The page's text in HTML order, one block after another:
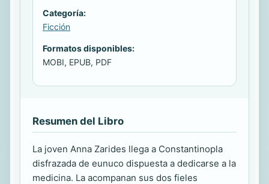
Categoría:
Ficción
Formatos disponibles:
MOBI, EPUB, PDF
Resumen del Libro
La joven Anna Zarides llega a Constantinopla
disfrazada de eunuco dispuesta a dedicarse a la
medicina. La acompanan sus dos fieles